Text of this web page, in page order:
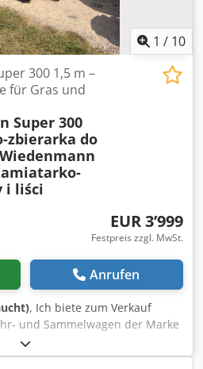
1 / 10
300 1,5 m –
für Gras und
Super 300
zbierarka do
i liści
EUR 3’999
Festpreis zzgl. MwSt.
Anrufen
, Ich biete zum Verkauf
und Sammelwagen der Marke
300 mit einer Arbeitsbreite von
für das Sammeln von